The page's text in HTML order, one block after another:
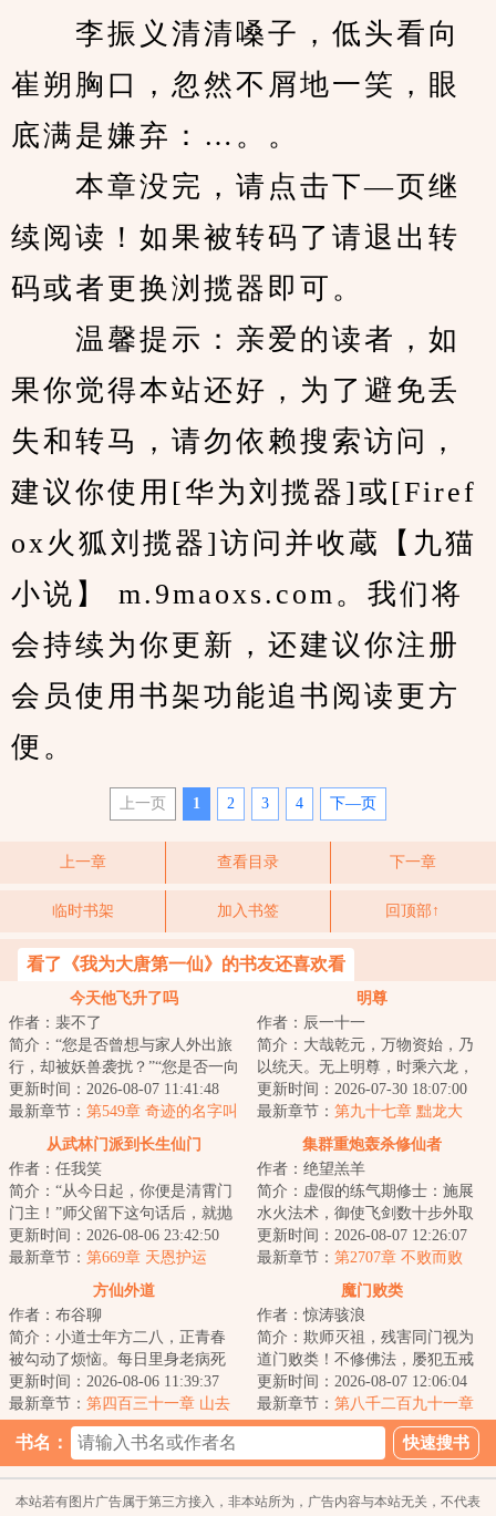
李振义清清嗓子，低头看向
崔朔胸口，忽然不屑地一笑，眼
底满是嫌弃：…。。
本章没完，请点击下—页继
续阅读！如果被转码了请退出转
码或者更换浏揽器即可。
温馨提示：亲爱的读者，如
果你觉得本站还好，为了避免丢
失和转马，请勿依赖搜索访问，
建议你使用[华为刘揽器]或[Firef
ox火狐刘揽器]访问并收蔵【九猫
小说】 m.9maoxs.com。我们将
会持续为你更新，还建议你注册
会员使用书架功能追书阅读更方
便。
上一页 1 2 3 4 下—页
上一章 查看目录 下一章
临时书架 加入书签 回顶部↑
看了《我为大唐第一仙》的书友还喜欢看
今天他飞升了吗
作者：裴不了
简介：“您是否曾想与家人外出旅
行，却被妖兽袭扰？”“您是否一向
与人为善，却遇到魇物作祟？”“您
是否...
更新时间：2026-08-07 11:41:48
最新章节： 第549章 奇迹的名字叫
岳闻【求月票！】
明尊
作者：辰一十一
简介：大哉乾元，万物资始，乃
以统天。无上明尊，时乘六龙，
所其无逸。这是一个土著主角的
穿越者老爷爷苏...
更新时间：2026-07-30 18:07:00
最新章节： 第九十七章 黜龙大
愿，八面围杀
从武林门派到长生仙门
作者：任我笑
简介：“从今日起，你便是清霄门
门主！”师父留下这句话后，就抛
弃李清秋与师弟、师妹们下山，
独自寻仙去...
更新时间：2026-08-06 23:42:50
最新章节： 第669章 天恩护运
集群重炮轰杀修仙者
作者：绝望羔羊
简介：虚假的练气期修士：施展
水火法术，御使飞剑数十步外取
敌首级，富裕的还有一枚盾牌法
器，攻守兼备，...
更新时间：2026-08-07 12:26:07
最新章节： 第2707章 不败而败
方仙外道
作者：布谷聊
简介：小道士年方二八，正青春
被勾动了烦恼。每日里身老病死
苦，见些个爱恨嗔痴怨。我不愿
容颜凋华萎，我...
更新时间：2026-08-06 11:39:37
最新章节： 第四百三十一章 山去
人空、浑水摸鱼
魔门败类
作者：惊涛骇浪
简介：欺师灭祖，残害同门视为
道门败类！不修佛法，屡犯五戒
视为佛门败类！身为魔门血炼宗
弟子林皓明，得...
更新时间：2026-08-07 12:06:04
最新章节： 第八千二百九十一章
一剑取胜
书名：
本站若有图片广告属于第三方接入，非本站所为，广告内容与本站无关，不代表